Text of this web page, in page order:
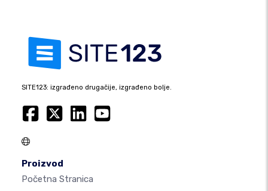
SITE123: izgrađeno drugačije, izgrađeno bolje.
Proizvod
Početna Stranica